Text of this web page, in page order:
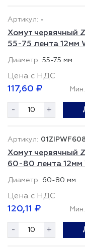
-
Хомут червячный
55-75 лента 12мм
55-75 мм
Цена с НДС
117,60 ₽
- +
Хомут червячный
60-80 лента 12мм
60-80 мм
Цена с НДС
120,11 ₽
- +